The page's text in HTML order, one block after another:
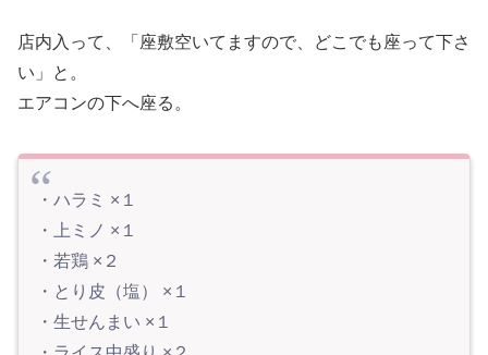
店内入って、「座敷空いてますので、どこでも座って下さ
い」と。
エアコンの下へ座る。
・ハラミ ×１
・上ミノ ×１
・若鶏 ×２
・とり皮（塩） ×１
・生せんまい ×１